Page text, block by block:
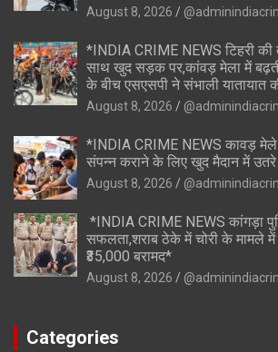
August 8, 2026
*INDIA CRIME NEWS टिहरी की
साथ खुद सड़क पर,कांवड़ मेला में
के बीच एसएसपी ने संभाली यातायात
August 8, 2026
*INDIA CRIME NEWS कावड़
संपन्न कराने के लिए खुद मैदान में
August 8, 2026
*INDIA CRIME NEWS कांगड़ा
सफलता,शराब ठेके में चोरी के मामले में
₹35,000 बरामद*
August 8, 2026
Categories